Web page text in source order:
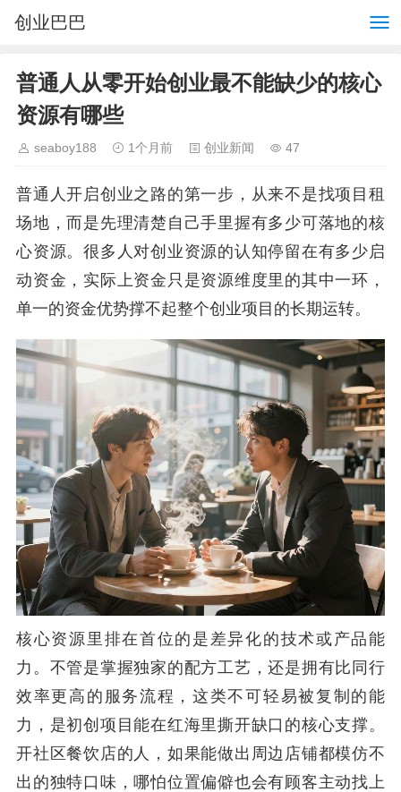
创业巴巴
普通人从零开始创业最不能缺少的核心
资源有哪些
seaboy188 1个月前 创业新闻 47
普通人开启创业之路的第一步，从来不是找项目租
场地，而是先理清楚自己手里握有多少可落地的核
心资源。很多人对创业资源的认知停留在有多少启
动资金，实际上资金只是资源维度里的其中一环，
单一的资金优势撑不起整个创业项目的长期运转。
核心资源里排在首位的是差异化的技术或产品能
力。不管是掌握独家的配方工艺，还是拥有比同行
效率更高的服务流程，这类不可轻易被复制的能
力，是初创项目能在红海里撕开缺口的核心支撑。
开社区餐饮店的人，如果能做出周边店铺都模仿不
出的独特口味，哪怕位置偏僻也会有顾客主动找上